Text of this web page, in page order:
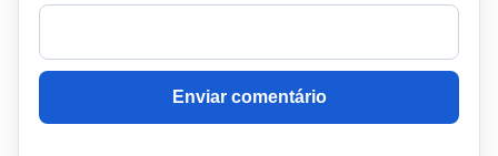
Enviar comentário